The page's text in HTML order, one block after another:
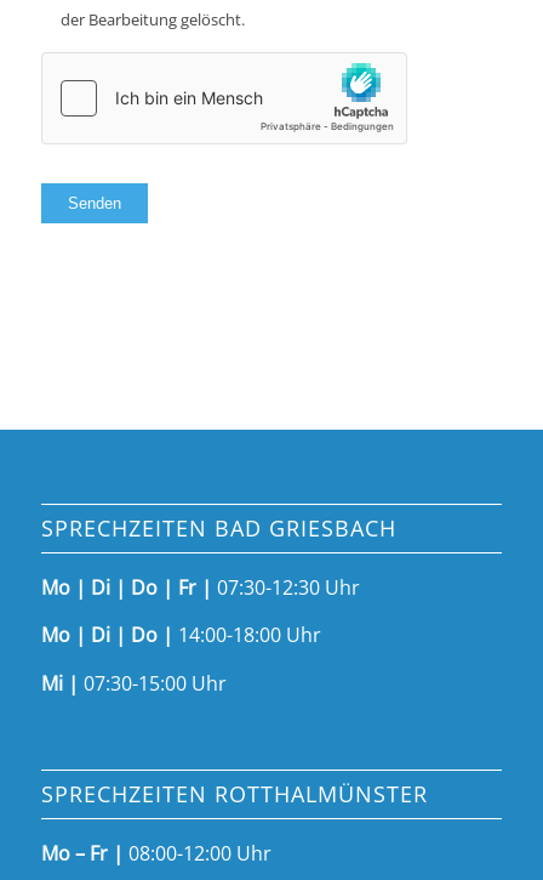
der Bearbeitung gelöscht.
SPRECHZEITEN BAD GRIESBACH
Mo | Di | Do | Fr | 07:30-12:30 Uhr
Mo | Di | Do | 14:00-18:00 Uhr
Mi | 07:30-15:00 Uhr
SPRECHZEITEN ROTTHALMÜNSTER
Mo – Fr | 08:00-12:00 Uhr